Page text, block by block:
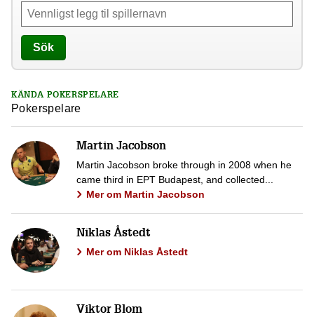
Sök
KÄNDA POKERSPELARE
Pokerspelare
Martin Jacobson
Martin Jacobson broke through in 2008 when he
came third in EPT Budapest, and collected...
Mer om Martin Jacobson
Niklas Åstedt
Mer om Niklas Åstedt
Viktor Blom